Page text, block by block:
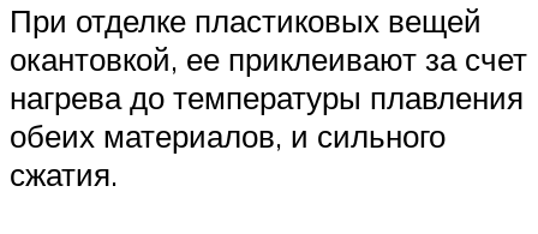
При отделке пластиковых вещей
окантовкой, ее приклеивают за счет
нагрева до температуры плавления
обеих материалов, и сильного
сжатия.